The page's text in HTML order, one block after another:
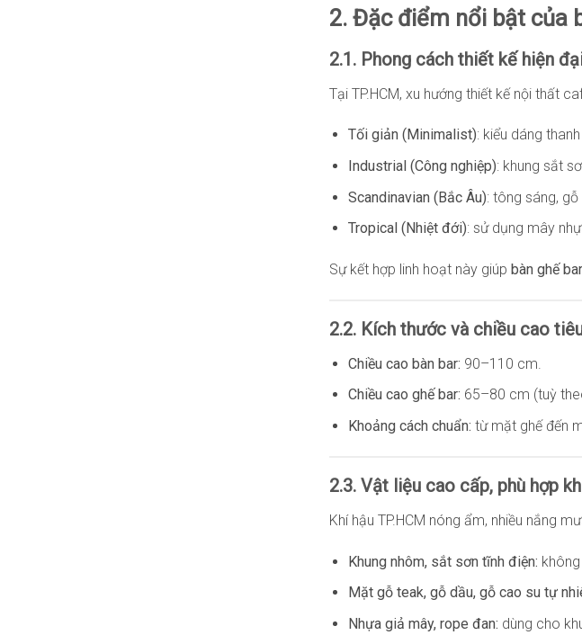
2. Đặc điểm nổi bật của
2.1. Phong cách thiết kế hiện
Tại TP.HCM, xu hướng thiết kế nội thất
Tối giản (Minimalist): kiểu dáng
Industrial (Công nghiệp): khung sắt
Scandinavian (Bắc Âu): tông sáng, gỗ
Tropical (Nhiệt đới): sử dụng mây
Sự kết hợp linh hoạt này giúp bàn ghế
2.2. Kích thước và chiều cao
Chiều cao bàn bar: 90–110 cm.
Chiều cao ghế bar: 65–80 cm (tuỳ
Khoảng cách chuẩn: từ mặt ghế đến
2.3. Vật liệu cao cấp, phù hợp
Khí hậu TP.HCM nóng ẩm, nhiều nắng
Khung nhôm, sắt sơn tĩnh điện:
Mặt gỗ teak, gỗ dầu, gỗ cao su tự
Nhựa giả mây, rope đan: dùng cho